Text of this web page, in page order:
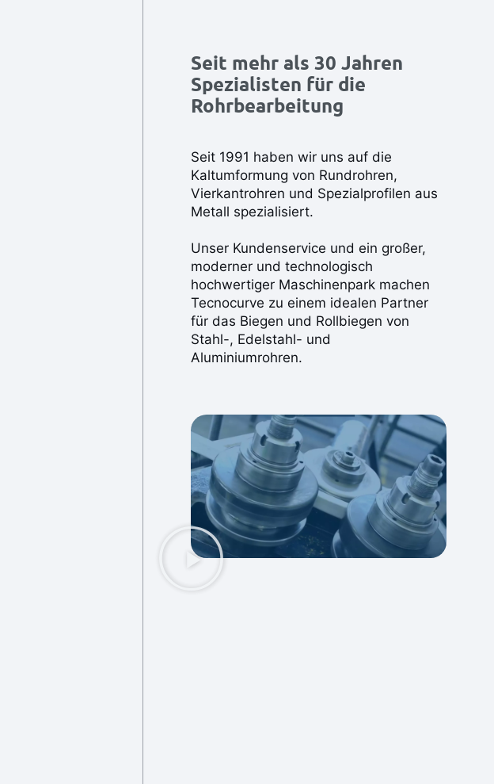
Seit mehr als 30 Jahren
Spezialisten für die
Rohrbearbeitung
Seit 1991 haben wir uns auf die
Kaltumformung von Rundrohren,
Vierkantrohren und Spezialprofilen aus
Metall spezialisiert.
Unser Kundenservice und ein großer,
moderner und technologisch
hochwertiger Maschinenpark machen
Tecnocurve zu einem idealen Partner
für das Biegen und Rollbiegen von
Stahl-, Edelstahl- und
Aluminiumrohren.